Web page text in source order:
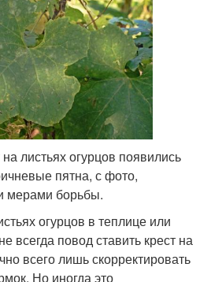
листьях огурцов появились
пятна, с фото,
мерами борьбы.
огурцов в теплице или
всегда повод ставить крест на
всего лишь скорректировать
Но иногда это